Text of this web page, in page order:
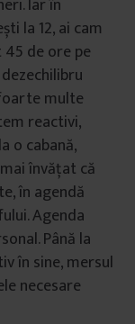
Iar în
la 12, ai cam
45 de ore pe
multe
reactivi,
o cabană,
învățat că
în agendă
Agenda
Până la
în sine, mersul
necesare